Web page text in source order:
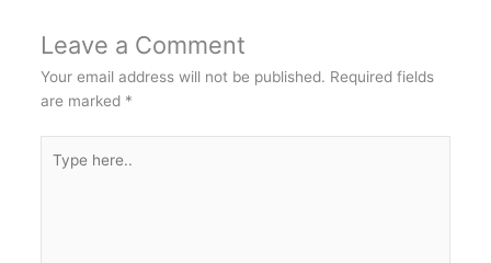
Leave a Comment
Your email address will not be published. Required fields
are marked *
here..